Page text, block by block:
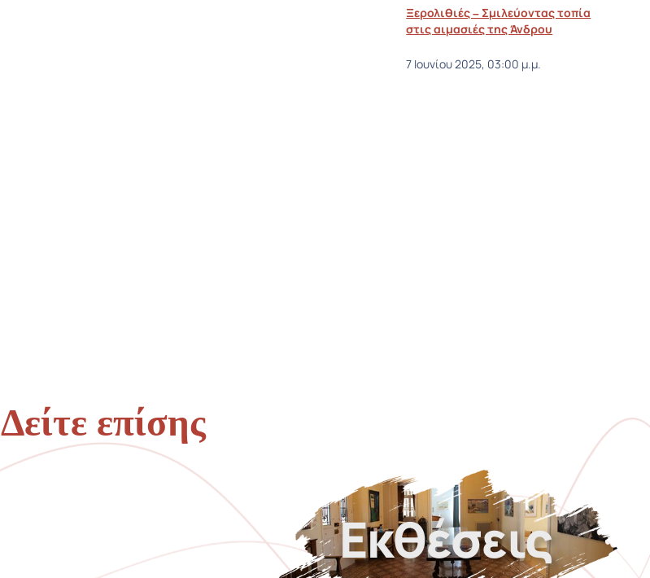
Ξερολιθιές – Σμιλεύοντας τοπία
στις αιμασιές της Άνδρου
7 Ιουνίου 2025, 03:00 μ.μ.
Δείτε επίσης
Εκθέσεις